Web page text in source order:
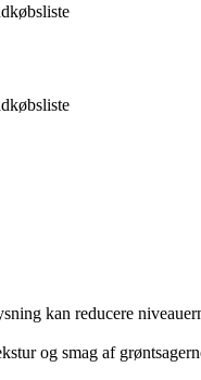
kan reducere
og smag af